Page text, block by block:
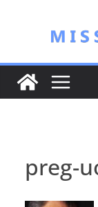
contenuto
preg-